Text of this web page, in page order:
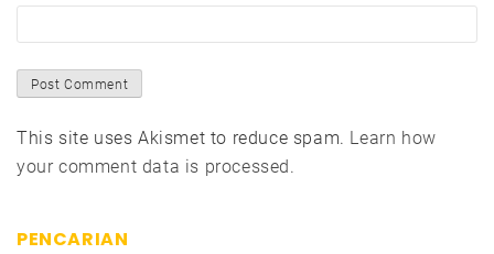
This site uses Akismet to reduce spam. Learn how
your comment data is processed.
PENCARIAN